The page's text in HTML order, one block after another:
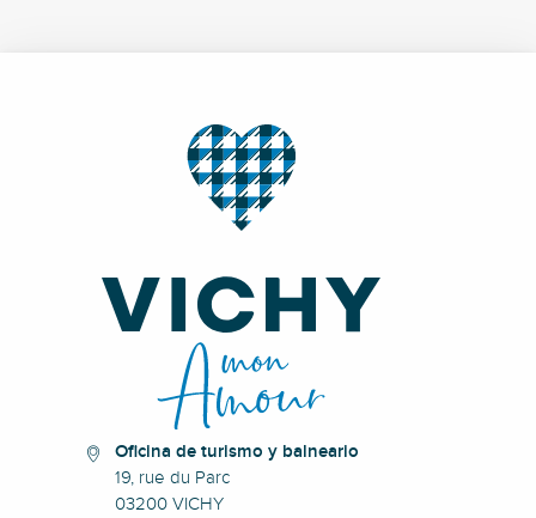
Oficina de turismo y balneario
19, rue du Parc
03200 VICHY